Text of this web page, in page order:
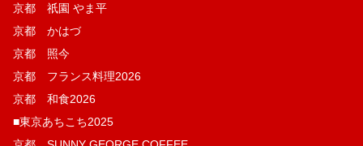
京都 祇園 やま平
京都 かはづ
京都 照今
京都 フランス料理2026
京都 和食2026
■東京あちこち2025